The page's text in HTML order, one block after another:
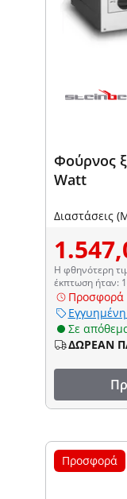
Φούρνος
Watt
Διαστάσεις
Η φθηνότερη
έκπτωση ήταν:
Προσφορά
Σε
ΔΩΡΕΑΝ
Προσφορά